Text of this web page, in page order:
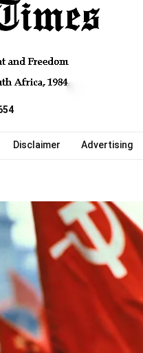
Disclaimer Advertising